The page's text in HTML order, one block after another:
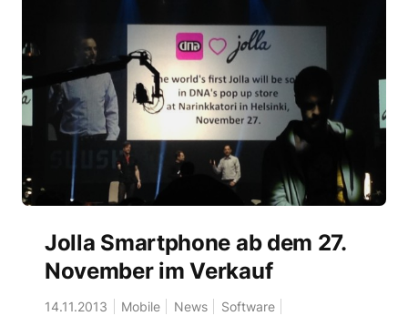
Jolla Smartphone ab dem 27.
November im Verkauf
14.11.2013 Mobile News Software